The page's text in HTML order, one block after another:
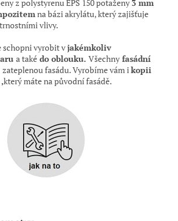
z polystyrenu EPS 150 potaženy 3 mm
na bázi akrylátu, který zajišťuje
vlivy.
schopni vyrobit vjakémkoliv
a také do oblouku. Všechny fasádní
zateplenou fasádu. Vyrobíme vám ikopii
který máte na původnífasádě.